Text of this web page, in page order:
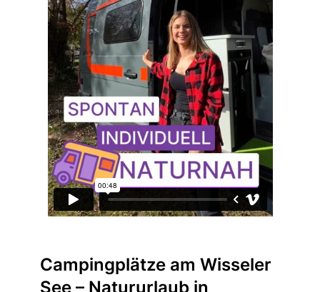
Campingplätze am Wisseler
See – Natururlaub in